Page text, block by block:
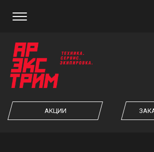
АКЦИИ
ЗАКАЗ ОБРАТНОГО
ЗАКАЗАТЬ